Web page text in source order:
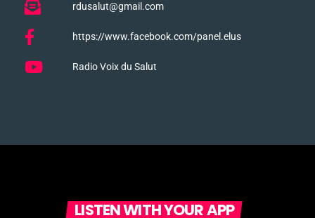
rdusalut@gmail.com
https://www.facebook.com/panel.elus
Radio Voix du Salut
LISTEN WITH YOUR APP